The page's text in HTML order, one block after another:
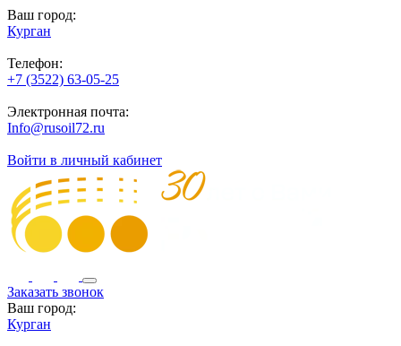
Ваш город:
Курган
Телефон:
+7 (3522) 63-05-25
Электронная почта:
Info@rusoil72.ru
Войти в личный кабинет
Заказать звонок
Ваш город:
Курган